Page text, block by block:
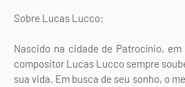
Sobre Lucas Lucco:
Nascido na cidade de Patrocínio,
compositor Lucas Lucco sempre
sua vida. Em busca de seu sonho, o